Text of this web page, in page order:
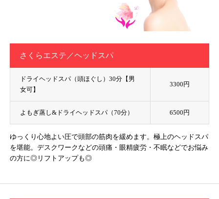
さくらエステ／ヘッドスパ
ドライヘッドスパ（頭ほぐし）30分【男
女可】
3300円
よもぎ蒸し&ドライヘッドスパ（70分） 6500円
ゆっくり心地よい圧で頭部の筋肉を緩めます。極上のヘッドスパ
を堪能。デスクワークなどの頭痛・眼精疲労・不眠などでお悩み
の方に◎リフトアップも◎